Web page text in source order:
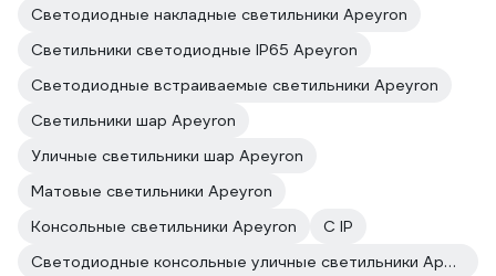
Светодиодные накладные светильники Apeyron
Светильники светодиодные IP65 Apeyron
Светодиодные встраиваемые светильники Apeyron
Светильники шар Apeyron
Уличные светильники шар Apeyron
Матовые светильники Apeyron
Консольные светильники Apeyron
С IP
Светодиодные консольные уличные светильники Apeyron